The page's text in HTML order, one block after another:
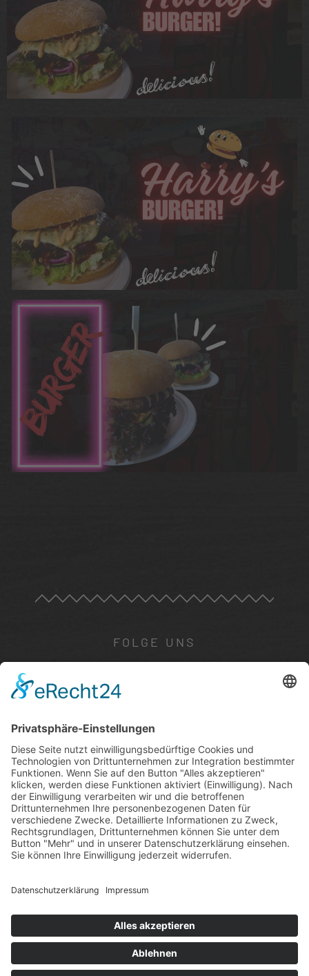
FOLGE UNS
ZURÜCK ZUR ÜBERSICHT
EVENT ANFRAGEN
Datenschutzerklärung